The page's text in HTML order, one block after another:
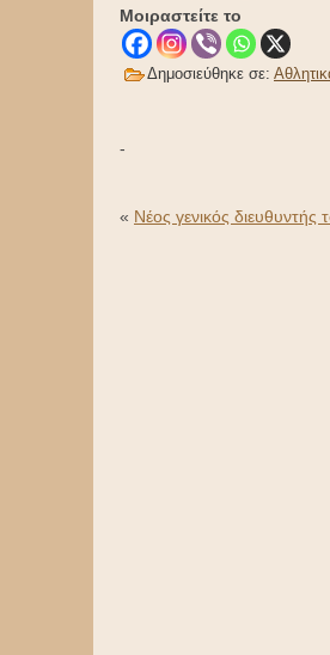
Μοιραστείτε το
Δημοσιεύθηκε σε:
-
« Νέος γενικός